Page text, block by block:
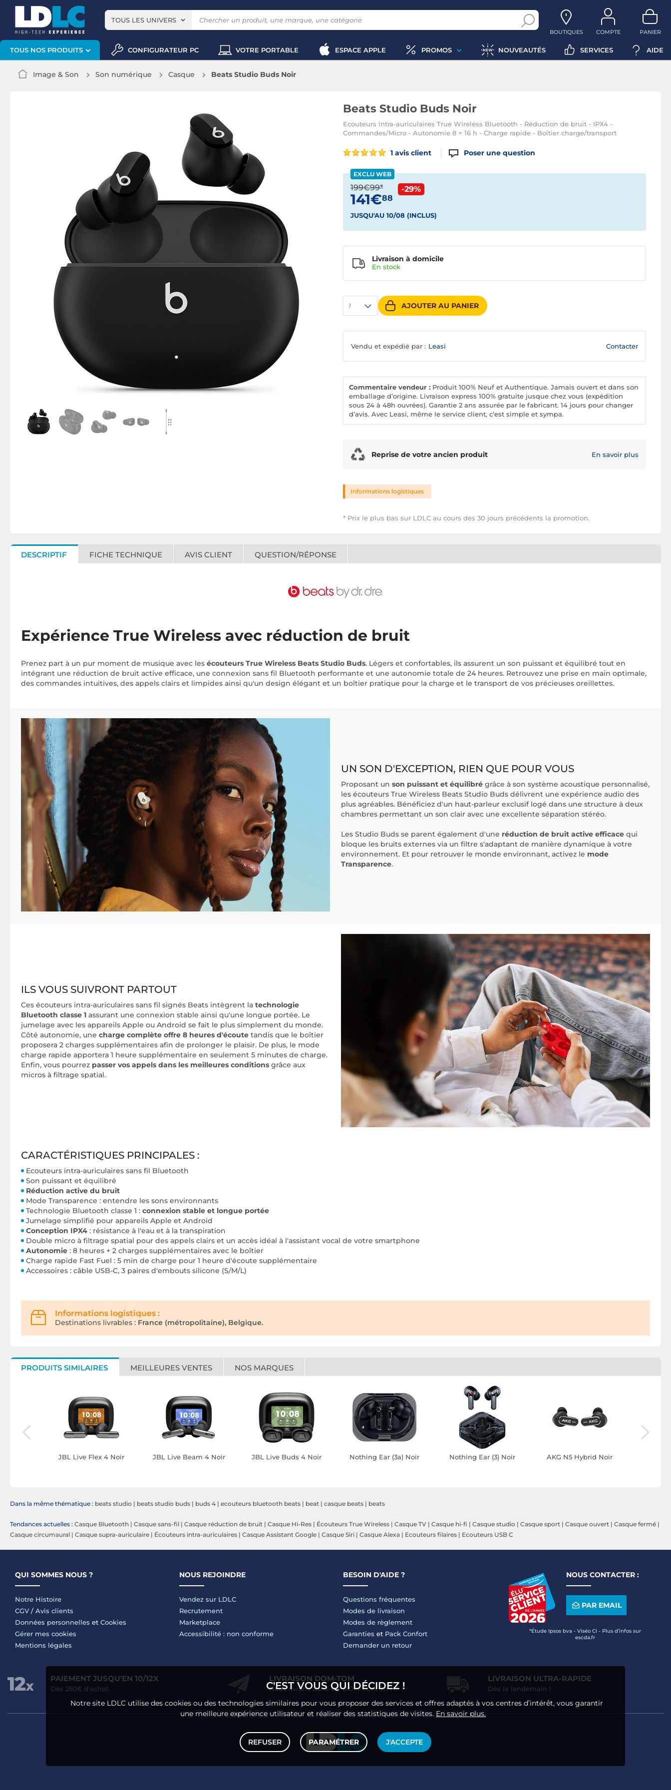
TOUS LES UNIVERS
BOUTIQUES COMPTE PANIER
TOUS NOS PRODUITS CONFIGURATEUR PC VOTRE PORTABLE ESPACE APPLE PROMOS NOUVEAUTÉS SERVICES AIDE
Image & Son Son numérique Casque Beats Studio Buds Noir
Beats Studio Buds Noir
Ecouteurs intra-auriculaires True Wireless Bluetooth - Réduction de bruit - IPX4 -
Commandes/Micro - Autonomie 8 + 16 h - Charge rapide - Boîtier charge/transport
1 avis client Poser une question
EXCLU WEB
199€99*
141€88
-29%
JUSQU'AU 10/08 (INCLUS)
1 AJOUTER AU PANIER
Livraison à domicile
En stock
* Prix le plus bas sur LDLC au cours des 30 jours précédents la promotion.
Vendu et expédié par : Leasi Contacter
Commentaire vendeur : Produit 100% Neuf et Authentique. Jamais ouvert et dans son
emballage d’origine. Livraison express 100% gratuite jusque chez vous (expédition
sous 24 à 48h ouvrées). Garantie 2 ans assurée par le fabricant. 14 jours pour changer
d’avis. Avec Leasi, même le service client, c’est simple et sympa.
Reprise de votre ancien produit En savoir plus
Informations logistiques
DESCRIPTIF FICHE TECHNIQUE AVIS CLIENT QUESTION/RÉPONSE
Expérience True Wireless avec réduction de bruit
Prenez part à un pur moment de musique avec les écouteurs True Wireless Beats Studio Buds. Légers et confortables, ils assurent un son puissant et équilibré tout en
intégrant une réduction de bruit active efficace, une connexion sans fil Bluetooth performante et une autonomie totale de 24 heures. Retrouvez une prise en main optimale,
des commandes intuitives, des appels clairs et limpides ainsi qu'un design élégant et un boîtier pratique pour la charge et le transport de vos précieuses oreillettes.
UN SON D'EXCEPTION, RIEN QUE POUR VOUS
Proposant un son puissant et équilibré grâce à son système acoustique personnalisé,
les écouteurs True Wireless Beats Studio Buds délivrent une expérience audio des
plus agréables. Bénéficiez d'un haut-parleur exclusif logé dans une structure à deux
chambres permettant un son clair avec une excellente séparation stéréo.
Les Studio Buds se parent également d'une réduction de bruit active efficace qui
bloque les bruits externes via un filtre s'adaptant de manière dynamique à votre
environnement. Et pour retrouver le monde environnant, activez le mode
Transparence.
ILS VOUS SUIVRONT PARTOUT
Ces écouteurs intra-auriculaires sans fil signés Beats intègrent la technologie
Bluetooth classe 1 assurant une connexion stable ainsi qu'une longue portée. Le
jumelage avec les appareils Apple ou Android se fait le plus simplement du monde.
Côté autonomie, une charge complète offre 8 heures d'écoute tandis que le boîtier
proposera 2 charges supplémentaires afin de prolonger le plaisir. De plus, le mode
charge rapide apportera 1 heure supplémentaire en seulement 5 minutes de charge.
Enfin, vous pourrez passer vos appels dans les meilleures conditions grâce aux
micros à filtrage spatial.
CARACTÉRISTIQUES PRINCIPALES :
Ecouteurs intra-auriculaires sans fil Bluetooth
Son puissant et équilibré
Réduction active du bruit
Mode Transparence : entendre les sons environnants
Technologie Bluetooth classe 1 : connexion stable et longue portée
Jumelage simplifié pour appareils Apple et Android
Conception IPX4 : résistance à l'eau et à la transpiration
Double micro à filtrage spatial pour des appels clairs et un accès idéal à l'assistant vocal de votre smartphone
Autonomie : 8 heures + 2 charges supplémentaires avec le boîtier
Charge rapide Fast Fuel : 5 min de charge pour 1 heure d'écoute supplémentaire
Accessoires : câble USB-C, 3 paires d'embouts silicone (S/M/L)
Informations logistiques :
Destinations livrables : France (métropolitaine), Belgique.
PRODUITS SIMILAIRES MEILLEURES VENTES NOS MARQUES
JBL Live Flex 4 Noir JBL Live Beam 4 Noir JBL Live Buds 4 Noir Nothing Ear (3a) Noir Nothing Ear (3) Noir AKG N5 Hybrid Noir
Dans la même thématique : beats studio | beats studio buds | buds 4 | ecouteurs bluetooth beats | beat | casque beats | beats
Tendances actuelles : Casque Bluetooth | Casque sans-fil | Casque réduction de bruit | Casque Hi-Res | Écouteurs True Wireless | Casque TV | Casque hi-fi | Casque studio | Casque sport | Casque ouvert | Casque fermé |
Casque circumaural | Casque supra-auriculaire | Écouteurs intra-auriculaires | Casque Assistant Google | Casque Siri | Casque Alexa | Ecouteurs filaires | Ecouteurs USB C
QUI SOMMES NOUS ?
Notre Histoire
CGV / Avis clients
Données personnelles et Cookies
Gérer mes cookies
Mentions légales
NOUS REJOINDRE
Vendez sur LDLC
Recrutement
Marketplace
Accessibilité : non conforme
BESOIN D'AIDE ?
Questions fréquentes
Modes de livraison
Modes de règlement
Garanties et Pack Confort
Demander un retour
NOUS CONTACTER :
PAR EMAIL
*Étude Ipsos bva - Viséo CI - Plus d’infos sur
escda.fr
PAIEMENT JUSQU'EN 10/12X
Dès 250€ d'achat.
LIVRAISON DOM-TOM
Nous livrons dans les DOM-TOM en HT !
LIVRAISON ULTRA-RAPIDE
Dès le lendemain !
C'EST VOUS QUI DÉCIDEZ !
Notre site LDLC utilise des cookies ou des technologies similaires pour vous proposer des services et offres adaptés à vos centres d’intérêt, vous garantir
une meilleure expérience utilisateur et réaliser des statistiques de visites. En savoir plus.
REFUSER PARAMÉTRER J'ACCEPTE